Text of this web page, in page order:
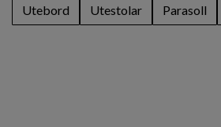
Utebord Utestolar Parasoll